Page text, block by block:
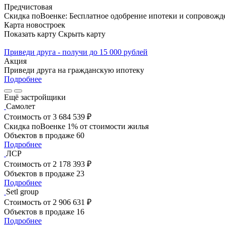
Предчистовая
Скидка поВоенке: Бесплатное одобрение ипотеки и
Карта новостроек
Показать карту Скрыть карту
Приведи друга - получи до 15 000 рублей
Акция
Приведи друга на гражданскую ипотеку
Подробнее
Ещё застройщики
Самолет
Стоимость от 3 684 539 ₽
Скидка поВоенке 1% от стоимости жилья
Объектов в продаже 60
Подробнее
ЛСР
Стоимость от 2 178 393 ₽
Объектов в продаже 23
Подробнее
Setl group
Стоимость от 2 906 631 ₽
Объектов в продаже 16
Подробнее